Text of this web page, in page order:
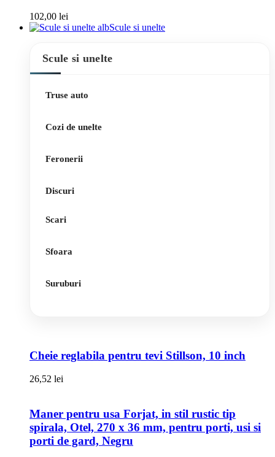
102,00 lei
Scule si unelte
Scule si unelte
Truse auto
Cozi de unelte
Feronerii
Discuri
Scari
Sfoara
Suruburi
Cheie reglabila pentru tevi Stillson, 10 inch
26,52 lei
Maner pentru usa Forjat, in stil rustic tip
spirala, Otel, 270 x 36 mm, pentru porti, usi si
porti de gard, Negru